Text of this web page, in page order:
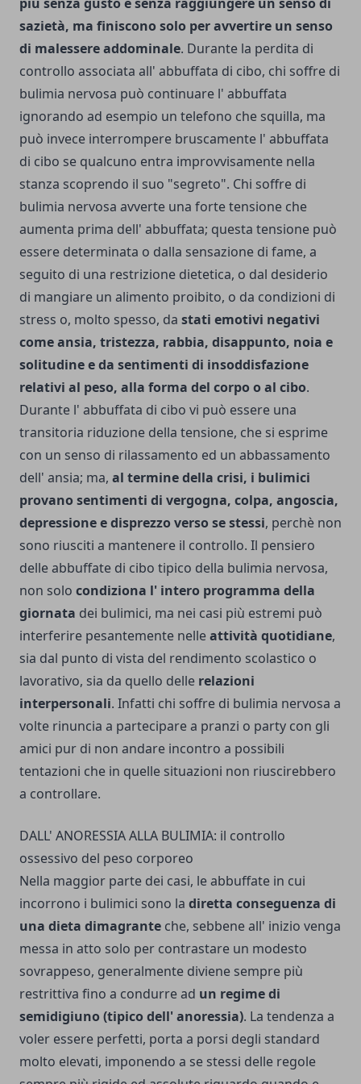
sazietà, ma finiscono solo per avvertire un senso
di malessere addominale. Durante la perdita di
controllo associata all' abbuffata di cibo, chi soffre di
bulimia nervosa può continuare l' abbuffata
ignorando ad esempio un telefono che squilla, ma
può invece interrompere bruscamente l' abbuffata
di cibo se qualcuno entra improvvisamente nella
stanza scoprendo il suo "segreto". Chi soffre di
bulimia nervosa avverte una forte tensione che
aumenta prima dell' abbuffata; questa tensione può
essere determinata o dalla sensazione di fame, a
seguito di una restrizione dietetica, o dal desiderio
di mangiare un alimento proibito, o da condizioni di
stress o, molto spesso, da stati emotivi negativi
come ansia, tristezza, rabbia, disappunto, noia e
solitudine e da sentimenti di insoddisfazione
relativi al peso, alla forma del corpo o al cibo.
Durante l' abbuffata di cibo vi può essere una
transitoria riduzione della tensione, che si esprime
con un senso di rilassamento ed un abbassamento
dell' ansia; ma, al termine della crisi, i bulimici
provano sentimenti di vergogna, colpa, angoscia,
depressione e disprezzo verso se stessi, perchè non
sono riusciti a mantenere il controllo. Il pensiero
delle abbuffate di cibo tipico della bulimia nervosa,
non solo condiziona l' intero programma della
giornata dei bulimici, ma nei casi più estremi può
interferire pesantemente nelleattività quotidiane,
sia dal punto di vista del rendimento scolastico o
lavorativo, sia da quello delle relazioni
interpersonali. Infatti chi soffre di bulimia nervosa a
volte rinuncia a partecipare a pranzi o party con gli
amici pur di non andare incontro a possibili
tentazioni che in quelle situazioni non riuscirebbero
a controllare.
DALL' ANORESSIA ALLA BULIMIA: il controllo
ossessivo del peso corporeo
Nella maggior parte dei casi, le abbuffate in cui
incorrono i bulimici sono la diretta conseguenza di
una dieta dimagrante che, sebbene all' inizio venga
messa in atto solo per contrastare un modesto
sovrappeso, generalmente diviene sempre più
restrittiva fino a condurre ad un regime di
semidigiuno (tipico dell' anoressia). La tendenza a
voler essere perfetti, porta a porsi degli standard
molto elevati, imponendo a se stessi delle regole